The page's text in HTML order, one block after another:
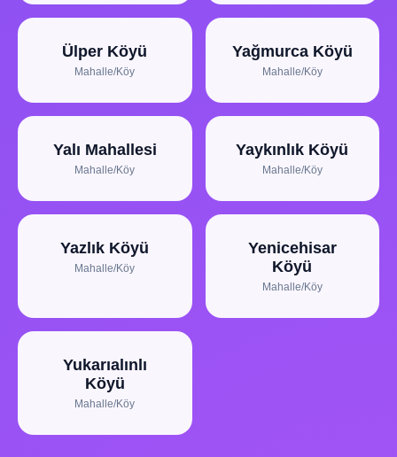
Ülper Köyü
Mahalle/Köy
Yağmurca Köyü
Mahalle/Köy
Yalı Mahallesi
Mahalle/Köy
Yaykınlık Köyü
Mahalle/Köy
Yazlık Köyü
Mahalle/Köy
Yenicehisar
Köyü
Mahalle/Köy
Yukarıalınlı
Köyü
Mahalle/Köy